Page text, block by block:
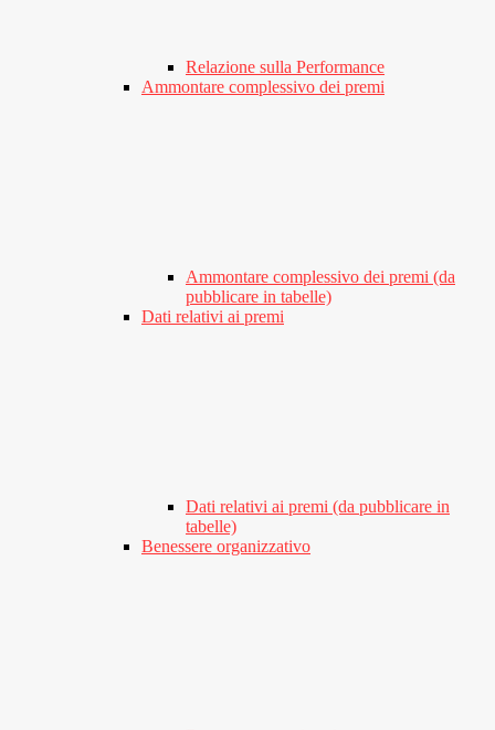
Relazione sulla Performance
Ammontare complessivo dei premi
Ammontare complessivo dei premi (da
pubblicare in tabelle)
Dati relativi ai premi
Dati relativi ai premi (da pubblicare in
tabelle)
Benessere organizzativo